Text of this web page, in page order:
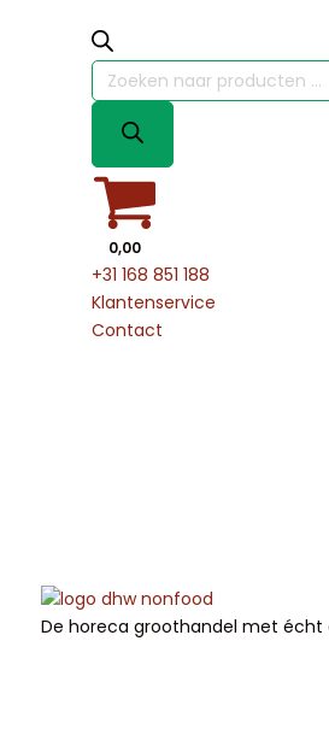
Producten
zoeken
0,00
+31 168 851 188
Klantenservice
Contact
De horeca groothandel met écht